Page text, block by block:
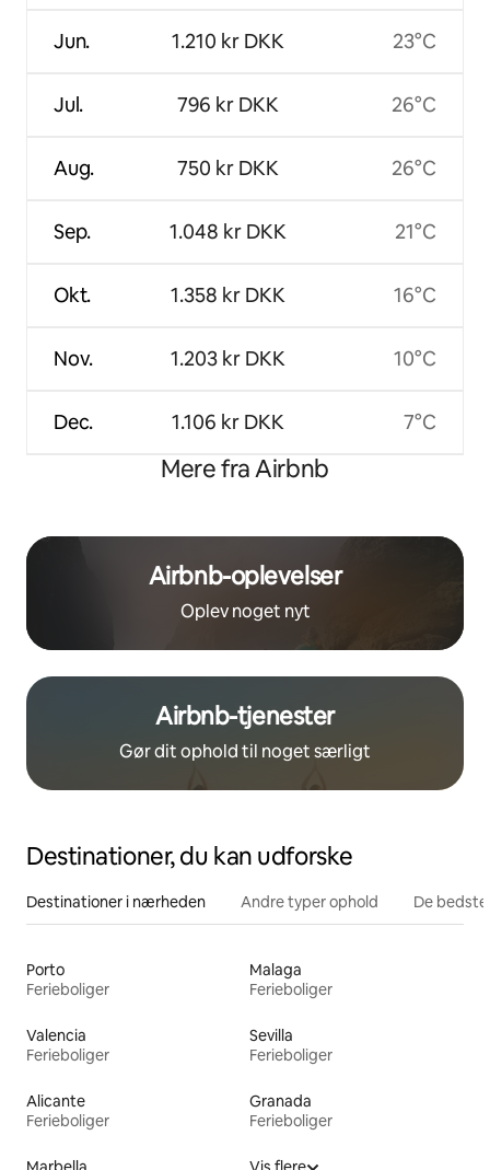
Jun.
Jul.
Aug.
Sep.
Okt.
Nov.
Dec.
1.210 kr DKK
796 kr DKK
750 kr DKK
1.048 kr DKK
1.358 kr DKK
1.203 kr DKK
1.106 kr DKK
23°C
26°C
26°C
21°C
16°C
10°C
7°C
Mere fra Airbnb
Airbnb-oplevelser
Oplev noget nyt
Airbnb-tjenester
Gør dit ophold til noget særligt
Destinationer, du kan udforske
Destinationer i nærheden Andre typer ophold De
Porto
Ferieboliger
Malaga
Ferieboliger
Valencia
Ferieboliger
Sevilla
Ferieboliger
Alicante
Ferieboliger
Granada
Ferieboliger